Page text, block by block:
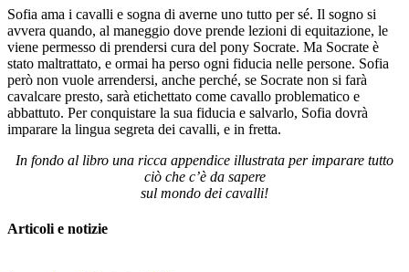
Sofia ama i cavalli e sogna di averne uno tutto per sé. Il sogno si
avvera quando, al maneggio dove prende lezioni di equitazione, le
viene permesso di prendersi cura del pony Socrate. Ma Socrate è
stato maltrattato, e ormai ha perso ogni fiducia nelle persone. Sofia
però non vuole arrendersi, anche perché, se Socrate non si farà
cavalcare presto, sarà etichettato come cavallo problematico e
abbattuto. Perconquistare la sua fiducia e salvarlo, Sofia dovrà
imparare la lingua segreta dei cavalli, e in fretta.
In fondo al libro una ricca appendice illustrata per imparare tutto
ciò che c’è da sapere
sul mondo dei cavalli!
Articoli e notizie